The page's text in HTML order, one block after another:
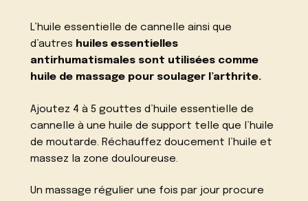
L’huile essentielle de cannelle ainsi que
d’autres huiles essentielles
antirhumatismales sont utilisées comme
huile de massage pour soulager l’arthrite.
Ajoutez 4 à 5 gouttes d’huile essentielle de
cannelle à une huile de support telle que l’huile
de moutarde. Réchauffez doucement l’huile et
massez la zone douloureuse.
Un massage régulier une fois par jour procure